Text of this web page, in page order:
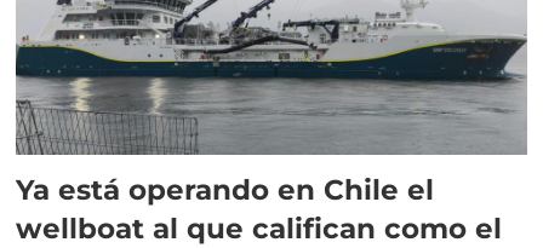
Ya está operando en Chile el
wellboat al que califican como el